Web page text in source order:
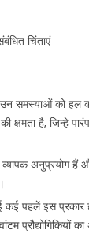
चिंताएं
समस्याओं को हल
क्षमता है, जिन्हे
अनुप्रयोग हैं
कई पहलें इस प्रकार
प्रौद्योगिकियों